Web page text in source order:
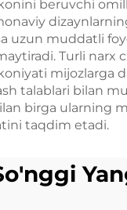
beruvchi
uzun muddatli
Turli narx
mijozlarga
talablari bilan
birga ularning
taqdim etadi.